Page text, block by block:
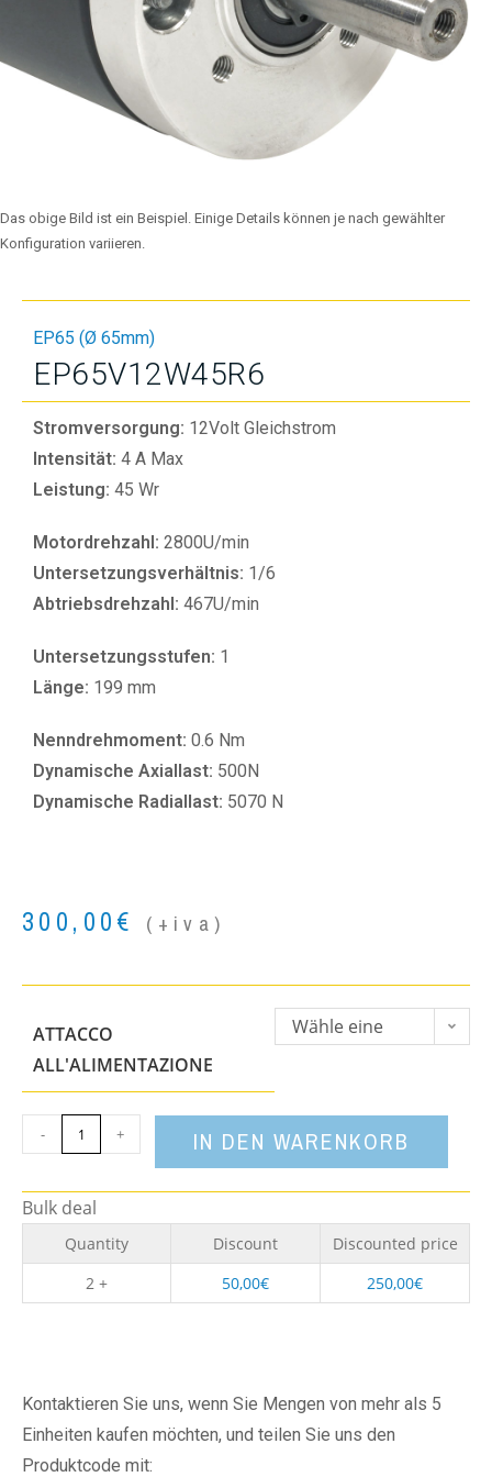
Das obige Bild ist ein Beispiel. Einige Details können je nach gewählter
Konfiguration variieren.
EP65 (Ø 65mm)
EP65V12W45R6
Stromversorgung: 12Volt Gleichstrom
Intensität: 4 A Max
Leistung: 45 Wr
Motordrehzahl: 2800U/min
Untersetzungsverhältnis: 1/6
Abtriebsdrehzahl: 467U/min
Untersetzungsstufen: 1
Länge: 199 mm
Nenndrehmoment: 0.6 Nm
Dynamische Axiallast: 500N
Dynamische Radiallast: 5070 N
300,00€ (+iva)
ATTACCO
ALL'ALIMENTAZIONE
Wähle eine
- + IN DEN WARENKORB
Bulk deal
Quantity Discount
Discounted price
2 +
50,00€ 250,00€
Kontaktieren Sie uns, wenn Sie Mengen von mehr als 5
Einheiten kaufen möchten, und teilen Sie uns den
Produktcode mit: